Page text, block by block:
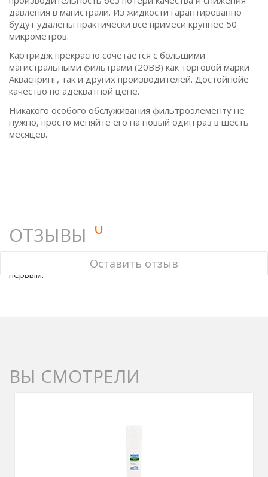
давления в магистрали. Из жидкости гарантированно
будут удалены практически все примеси крупнее 50
микрометров.
Картридж прекрасно сочетается с большими
магистральными фильтрами (20ВВ) как торговой марки
Акваспринг, так и других производителей. Достойнойе
качество по адекватной цене.
Никакого особого обслуживания фильтроэлементу не
нужно, просто меняйте его на новый один раз в шесть
месяцев.
ОТЗЫВЫ 0
Оставить отзыв
У этого товара нет ни одного отзыва. Вы можете стать
первым.
ВЫ СМОТРЕЛИ